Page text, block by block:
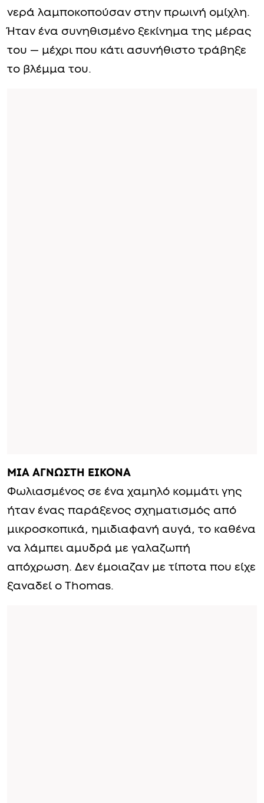
νερά λαμποκοπούσαν στην πρωινή ομίχλη.
Ήταν ένα συνηθισμένο ξεκίνημα της μέρας
του — μέχρι που κάτι ασυνήθιστο τράβηξε
το βλέμμα του.
ΜΙΑ ΑΓΝΩΣΤΗ ΕΙΚΟΝΑ
Φωλιασμένος σε ένα χαμηλό κομμάτι γης
ήταν ένας παράξενος σχηματισμός από
μικροσκοπικά, ημιδιαφανή αυγά, το καθένα
να λάμπει αμυδρά με γαλαζωπή
απόχρωση. Δεν έμοιαζαν με τίποτα που είχε
ξαναδεί ο Thomas.